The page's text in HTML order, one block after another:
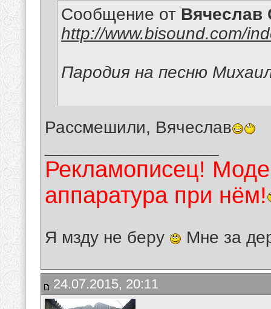
Сообщение от Вячеслав
http://www.bisound.com/
Пародия на песню
Рассмешили, Вячеслав
Рекламописец!
аппаратура при нём!
Я мзду не беру Мне за
24.07.2015, 20:11